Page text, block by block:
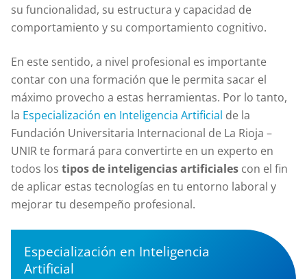
su funcionalidad, su estructura y capacidad de
comportamiento y su comportamiento cognitivo.
En este sentido, a nivel profesional es importante
contar con una formación que le permita sacar el
máximo provecho a estas herramientas. Por lo tanto,
la Especialización en Inteligencia Artificial de la
Fundación Universitaria Internacional de La Rioja –
UNIR te formará para convertirte en un experto en
todos los tipos de inteligencias artificiales con el fin
de aplicar estas tecnologías en tu entorno laboral y
mejorar tu desempeño profesional.
Especialización en Inteligencia
Artificial